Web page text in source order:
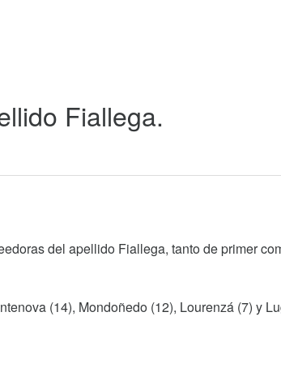
Fiallega.
del apellido Fiallega, tanto de primer
(14), Mondoñedo (12), Lourenzá (7) y